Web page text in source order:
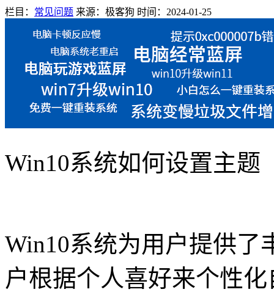
栏目： 常见问题 来源：极客狗 时间：2024-01-25
Win10系统如何设置主题
Win10系统为用户提供了
户根据个人喜好来个性